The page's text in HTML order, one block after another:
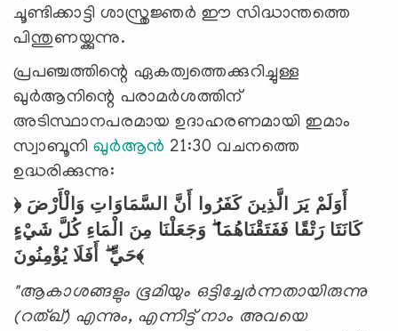
ചൂണ്ടിക്കാട്ടി ശാസ്ത്രജ്ഞർ ഈ സിദ്ധാന്തത്തെ
പിന്തുണയ്ക്കുന്നു.
പ്രപഞ്ചത്തിന്റെ ഏകത്വത്തെക്കുറിച്ചുള്ള
ഖുർആനിന്റെ പരാമർശത്തിന്
അടിസ്ഥാനപരമായ ഉദാഹരണമായി ഇമാം
സ്വാബൂനിഖുർആൻ 21:30വചനത്തെ
ഉദ്ധരിക്കുന്നു:
﴿ أَوَلَمْ يَرَ الَّذِينَ كَفَرُوا أَنَّ السَّمَاوَاتِ وَالْأَرْضَ
كَانَتَا رَتْقًا فَفَتَقْنَاهُمَا ۖ وَجَعَلْنَا مِنَ الْمَاءِ كُلَّ شَيْءٍ
حَيٍّ ۖ أَفَلَا يُؤْمِنُونَ﴾
"ആകാശങ്ങളും ഭൂമിയും ഒട്ടിച്ചേർന്നതായിരുന്നു
(റത്ഖ്) എന്നും, എന്നിട്ട് നാം അവയെ